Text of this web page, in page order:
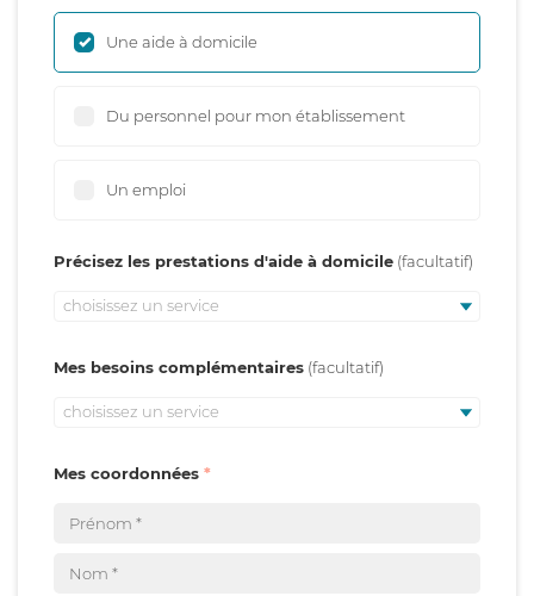
Une aide à domicile
Du personnel pour mon établissement
Un emploi
Précisez les prestations d'aide à domicile
choisissez un service
Mes besoins complémentaires
choisissez un service
Mes coordonnées